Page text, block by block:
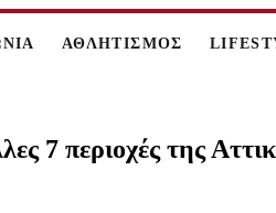
ΑΘΛΗΤΙΣΜΟΣ
7 περιοχές της